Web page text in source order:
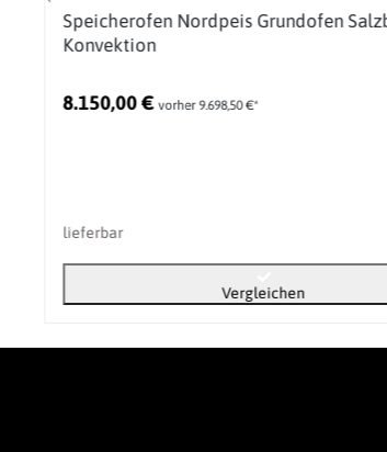
Speicherofen Nordpeis Grundofen
Konvektion
8.150,00 € vorher 9.698,50 €*
lieferbar
Vergleichen